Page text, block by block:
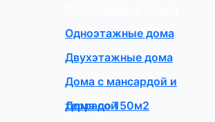
Одноэтажные дома
Двухэтажные дома
Дома с мансардой и
террасой
Дома до 150м2